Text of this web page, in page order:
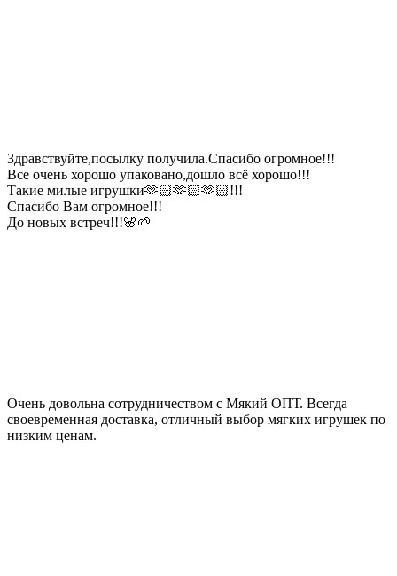
Здравствуйте,посылку получила.Спасибо огромное!!!
Все очень хорошо упаковано,дошло всё хорошо!!!
Такие милые игрушки🫶🏻🫶🏻🫶🏻!!!
Спасибо Вам огромное!!!
До новых встреч!!!🌸🌱
Очень довольна сотрудничеством с Мякий ОПТ. Всегда
своевременная доставка, отличный выбор мягких игрушек по
низким ценам.